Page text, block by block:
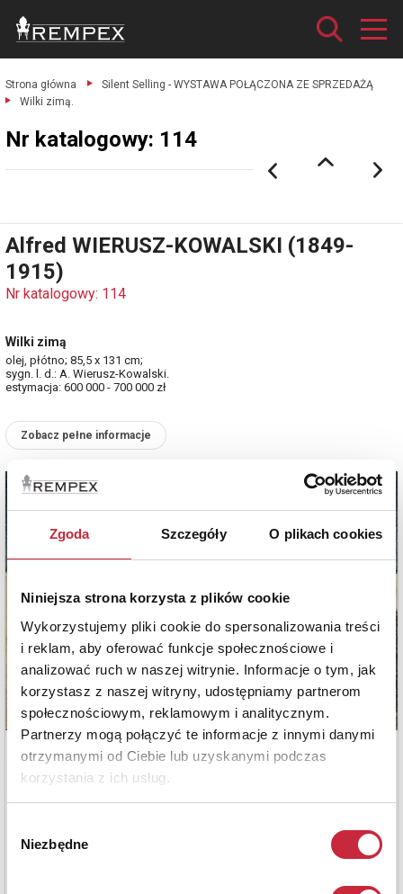
Zgoda Szczegóły O plikach cookies
Niniejsza strona korzysta z plików cookie
Wykorzystujemy pliki cookie do spersonalizowania treści
i reklam, aby oferować funkcje społecznościowe i
analizować ruch w naszej witrynie. Informacje o tym, jak
korzystasz z naszej witryny, udostępniamy partnerom
społecznościowym, reklamowym i analitycznym.
Partnerzy mogą połączyć te informacje z innymi danymi
otrzymanymi od Ciebie lub uzyskanymi podczas
korzystania z ich usług.
zgody
Niezbędne
Strona główna
Silent Selling - WYSTAWA POŁĄCZONA ZE SPRZEDAŻĄ
Wilki zimą.
Nr katalogowy: 114
Alfred WIERUSZ-KOWALSKI (1849-
1915)
Nr katalogowy: 114
Wilki zimą
olej, płótno; 85,5 x 131 cm;
sygn. l. d.: A. Wierusz-Kowalski.
estymacja: 600 000 - 700 000 zł
Zobacz pełne informacje